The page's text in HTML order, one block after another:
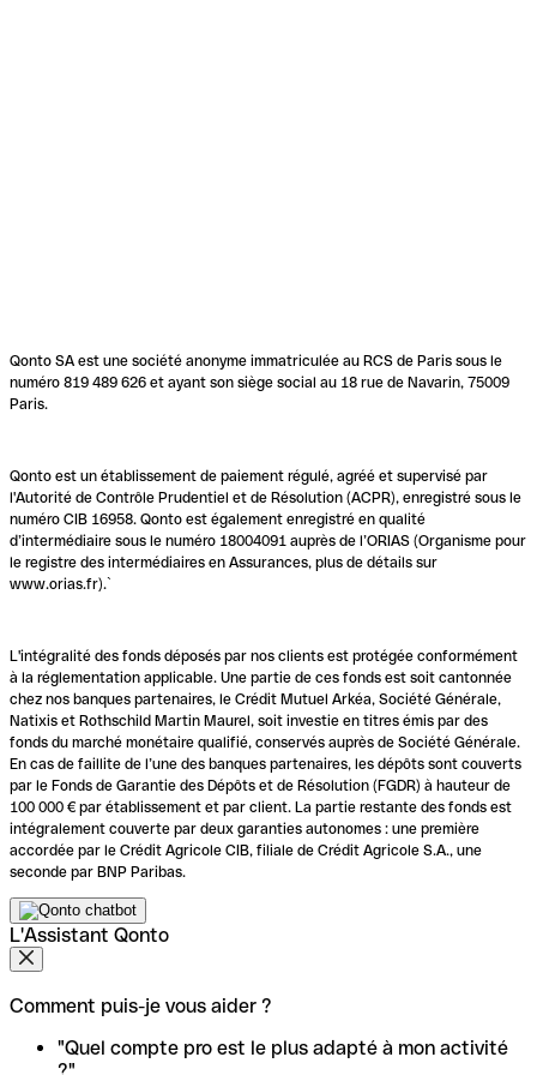
Qonto SA est une société anonyme immatriculée au RCS de Paris sous le
numéro 819 489 626 et ayant son siège social au 18 rue de Navarin, 75009
Paris.
Qonto est un établissement de paiement régulé, agréé et supervisé par
l'Autorité de Contrôle Prudentiel et de Résolution (ACPR), enregistré sous le
numéro CIB 16958. Qonto est également enregistré en qualité
d’intermédiaire sous le numéro 18004091 auprès de l’ORIAS (Organisme pour
le registre des intermédiaires en Assurances, plus de détails sur
www.orias.fr).`
L'intégralité des fonds déposés par nos clients est protégée conformément
à la réglementation applicable. Une partie de ces fonds est soit cantonnée
chez nos banques partenaires, le Crédit Mutuel Arkéa, Société Générale,
Natixis et Rothschild Martin Maurel, soit investie en titres émis par des
fonds du marché monétaire qualifié, conservés auprès de Société Générale.
En cas de faillite de l’une des banques partenaires, les dépôts sont couverts
par le Fonds de Garantie des Dépôts et de Résolution (FGDR) à hauteur de
100 000 € par établissement et par client. La partie restante des fonds est
intégralement couverte par deux garanties autonomes : une première
accordée par le Crédit Agricole CIB, filiale de Crédit Agricole S.A., une
seconde par BNP Paribas.
L'Assistant Qonto
Comment puis-je vous aider ?
"Quel compte pro est le plus adapté à mon activité